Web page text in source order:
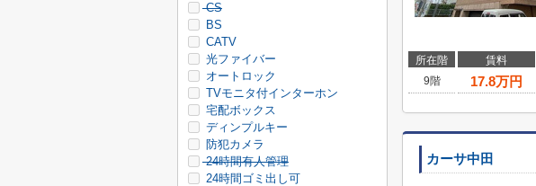
所在階 賃料
9階
17.8万円
カーサ中田
CS
BS
CATV
光ファイバー
オートロック
TVモニタ付インターホン
宅配ボックス
ディンプルキー
防犯カメラ
24時間有人管理
24時間ゴミ出し可